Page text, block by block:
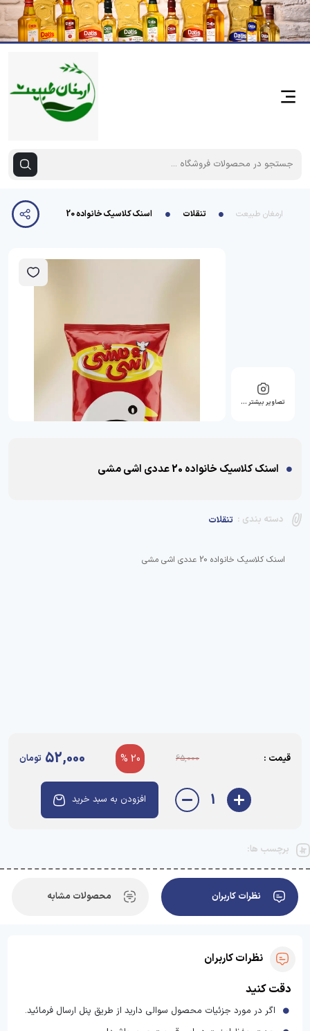
ارمغان طبیعت تنقلات اسنک کلاسیک خانواده 20 عددی اشی مشی
تصاویر بیشتر …
اسنک کلاسیک خانواده 20 عددی اشی مشی
دسته بندی : تنقلات
اسنک کلاسیک خانواده 20 عددی اشی مشی
قیمت : 65,000
20 %
52,000 تومان
1 افزودن به سبد خرید
برچسب ها:
نظرات کاربران محصولات مشابه
نظرات کاربران
دقت کنید
اگر در مورد جزئیات محصول سوالی دارید از طریق پنل ارسال فرمائید.